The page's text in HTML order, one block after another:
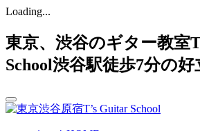
Loading...
東京、渋谷のギター教室
School渋谷駅徒歩7分の好